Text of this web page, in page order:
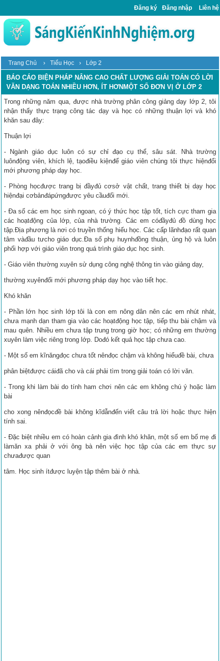
Đăng ký Đăng nhập Liên hệ
Trang Chủ › Tiểu Học › Lớp 2
BÁO CÁO BIỆN PHÁP NÂNG CAO CHẤT LƯỢNG GIẢI TOÁN CÓ LỜI
VĂN DẠNG TOÁN NHIỀU HƠN, ÍT HƠNMỘT SỐ ĐƠN VỊ Ở LỚP 2
Trong những năm qua, được nhà trường phân công giảng dạy lớp 2, tôi
nhận thấy thực trạng công tác dạy và học có những thuận lợi và khó
khăn sau đây:
Thuận lợi
- Ngành giáo dục luôn có sự chỉ đạo cụ thể, sâu sát. Nhà trường
luônđộng viên, khích lệ, tạođiều kiệnđể giáo viên chúng tôi thực hiệnđổi
mới phương pháp dạy học.
- Phòng họcđược trang bị đầyđủ cơsở vật chất, trang thiết bị dạy học
hiệnđại cơbảnđápứngđược yêu cầuđổi mới.
- Đa số các em học sinh ngoan, có ý thức học tập tốt, tích cực tham gia
các hoạtđộng của lớp, của nhà trường. Các em cóđầyđủ đồ dùng học
tập.Địa phương là nơi có truyền thống hiếu học. Các cấp lãnhđạo rất quan
tâm vàđầu tưcho giáo dục.Đa số phụ huynhđồng thuận, ủng hộ và luôn
phối hợp với giáo viên trong quá trình giáo dục học sinh.
- Giáo viên thường xuyên sử dụng công nghệ thông tin vào giảng dạy,
thường xuyênđổi mới phương pháp dạy học vào tiết học.
Khó khăn
- Phần lớn học sinh lớp tôi là con em nông dân nên các em nhút nhát,
chưa mạnh dạn tham gia vào các hoạtđộng học tập, tiếp thu bài chậm và
mau quên. Nhiều em chưa tập trung trong giờ học; có những em thường
xuyên làm việc riêng trong lớp. Dođó kết quả học tập chưa cao.
- Một số em kĩnăngđọc chưa tốt nênđọc chậm và không hiểuđề bài, chưa
phân biệtđược cáiđã cho và cái phải tìm trong giải toán có lời văn.
- Trong khi làm bài do tính ham chơi nên các em không chú ý hoặc làm
bài
cho xong nênđọcđề bài không kĩdẫnđến viết câu trả lời hoặc thực hiện
tính sai.
- Đặc biệt nhiều em có hoàn cảnh gia đình khó khăn, một số em bố mẹ đi
làmăn xa phải ở với ông bà nên việc học tập của các em thực sự
chưađược quan
tâm. Học sinh ítđược luyện tập thêm bài ở nhà.